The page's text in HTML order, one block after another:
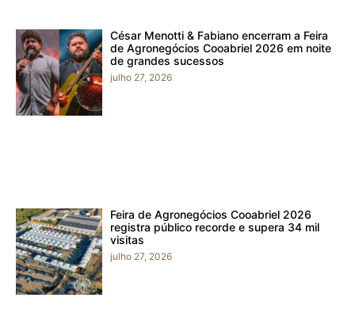
César Menotti & Fabiano encerram a Feira
de Agronegócios Cooabriel 2026 em noite
de grandes sucessos
julho 27, 2026
Feira de Agronegócios Cooabriel 2026
registra público recorde e supera 34 mil
visitas
julho 27, 2026